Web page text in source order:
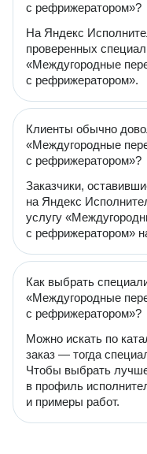
с рефрижератором»?
На Яндекс
проверенных
«Междугородные
с рефрижератором».
Клиенты обычно
«Междугородные
с рефрижератором»?
Заказчики,
на Яндекс
услугу
с рефрижератором»
Как выбрать
«Междугородные
с рефрижератором»?
Можно искать по
заказ — тогда
Чтобы выбрать
в профиль
и примеры работ.